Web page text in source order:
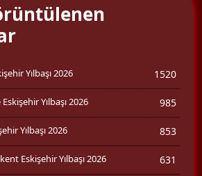
Yılbaşı 2026 1520
Yılbaşı 2026 985
Yılbaşı 2026 853
Eskişehir Yılbaşı 2026 631